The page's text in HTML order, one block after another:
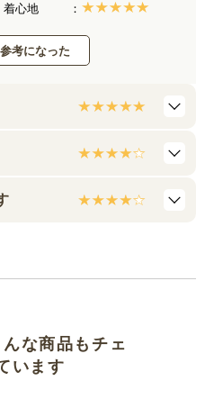
着心地
参考になった
な商品もチェ
います